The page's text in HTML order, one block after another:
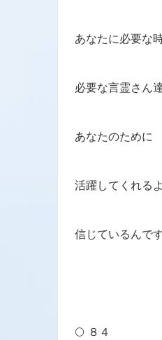
あなたに必要な
必要な言霊さん
あなたのために
活躍してくれる
信じているんで
🌕 ８４